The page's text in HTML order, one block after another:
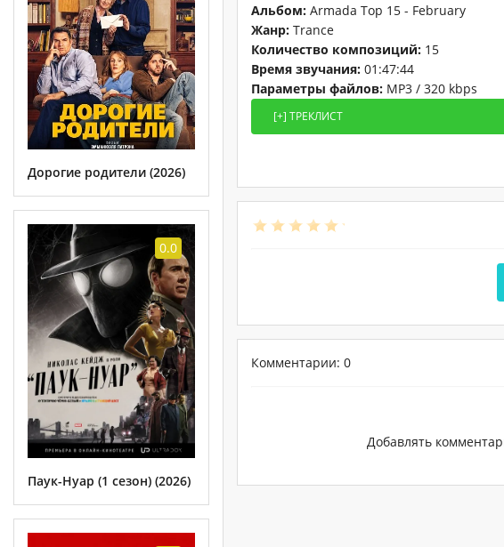
Дорогие родители (2026)
0.0
Паук-Нуар (1 сезон) (2026)
Альбом: Armada Top 15 - February
Жанр: Trance
Количество композиций: 15
Время звучания: 01:47:44
Параметры файлов: MP3 / 320 kbps
Комментарии: 0
Добавлять